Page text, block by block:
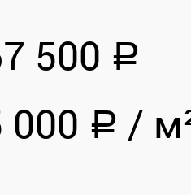
500 a
000 a /